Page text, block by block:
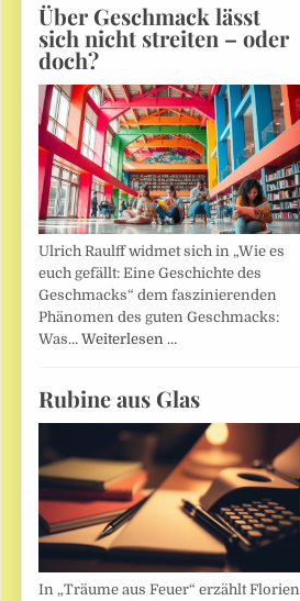
Über Geschmack lässt
sich nicht streiten – oder
doch?
Ulrich Raulff widmet sich in „Wie es
euch gefällt: Eine Geschichte des
Geschmacks“ dem faszinierenden
Phänomen des guten Geschmacks:
Was… Weiterlesen …
Rubine aus Glas
In „Träume aus Feuer“ erzählt Florien